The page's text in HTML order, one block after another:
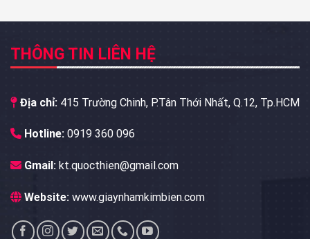
THÔNG TIN LIÊN HỆ
Địa chỉ: 415 Trường Chinh, P.Tân Thới Nhất, Q.12, Tp.HCM
Hotline: 0919 360 096
Gmail: kt.quocthien@gmail.com
Website: www.giaynhamkimbien.com